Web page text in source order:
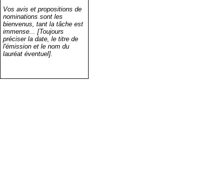
Vos avis et propositions de
nominations sont les
bienvenus, tant la tâche est
immense... [Toujours
préciser la date, le titre de
l'émission et le nom du
lauréat éventuel].